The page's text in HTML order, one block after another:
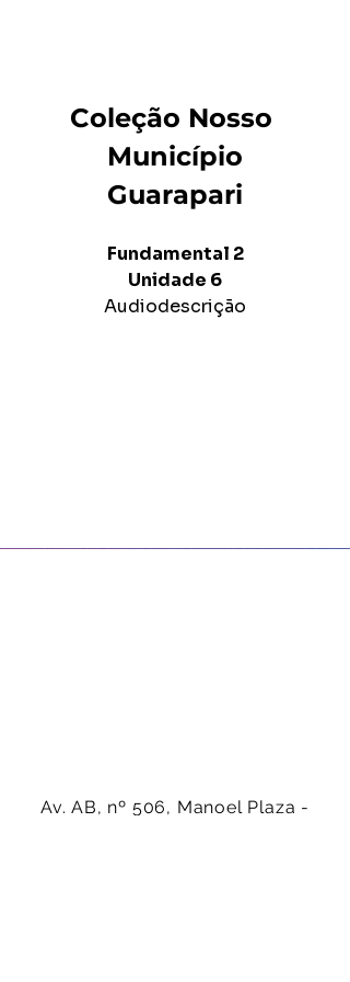
Coleção Nosso
Município
Guarapari
Fundamental 2
Unidade 6
Audiodescrição
Av. AB, nº 506, Manoel Plaza -